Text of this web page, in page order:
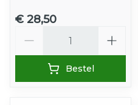
€ 28,50
Bestel